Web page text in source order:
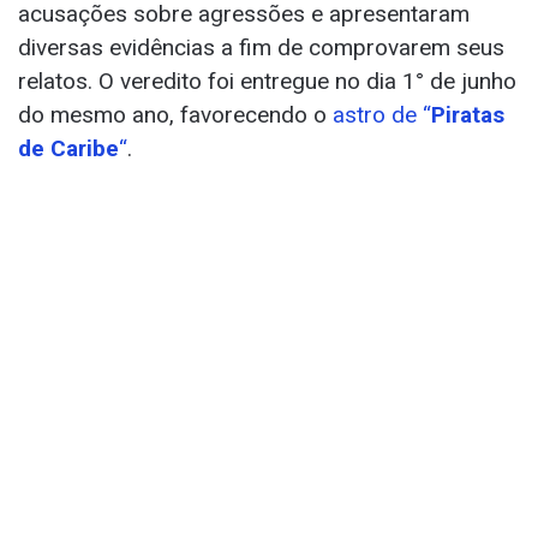
acusações sobre agressões e apresentaram
diversas evidências a fim de comprovarem seus
relatos. O veredito foi entregue no dia 1° de junho
do mesmo ano, favorecendo o astro de “Piratas
de Caribe“.